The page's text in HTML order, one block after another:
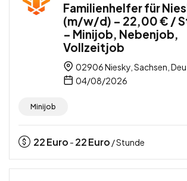
Familienhelfer für
(m/w/d) – 22,00 € /
– Minijob, Nebenjob,
Vollzeitjob
02906 Niesky, Sachsen,
04/08/2026
Minijob
22Euro - 22Euro / Stunde